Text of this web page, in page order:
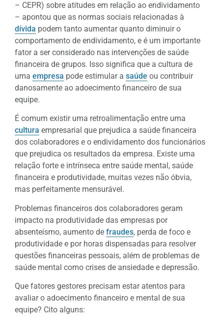
– CEPR) sobre atitudes em relação ao endividamento
– apontou que as normas sociais relacionadas à
dívida podem tanto aumentar quanto diminuir o
comportamento de endividamento, e é um importante
fator a ser considerado nas intervenções de saúde
financeira de grupos. Isso significa que a cultura de
uma empresa pode estimular a saúde ou contribuir
danosamente ao adoecimento financeiro de sua
equipe.
É comum existir uma retroalimentação entre uma
cultura empresarial que prejudica a saúde financeira
dos colaboradores e o endividamento dos funcionários
que prejudica os resultados da empresa. Existe uma
relação forte e intrínseca entre saúde mental, saúde
financeira e produtividade, muitas vezes não óbvia,
mas perfeitamente mensurável.
Problemas financeiros dos colaboradores geram
impacto na produtividade das empresas por
absenteísmo, aumento de fraudes, perda de foco e
produtividade e por horas dispensadas para resolver
questões financeiras pessoais, além de problemas de
saúde mental como crises de ansiedade e depressão.
Que fatores gestores precisam estar atentos para
avaliar o adoecimento financeiro e mental de sua
equipe? Cito alguns: